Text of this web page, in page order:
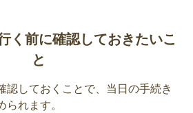
た場合は、不正使用などを防
を回収しています。※区役所本
に返却が難しい場合は、はさみ
処分してください。※資格情
要です。※令和6年12月2日か
く前に確認しておきたいこ
と
認しておくことで、当日の手続き
れます。